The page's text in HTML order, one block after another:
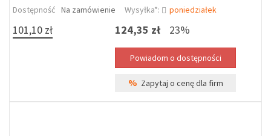
Dostępność Na zamówienie Wysyłka*: poniedziałek
101,10 zł 124,35 zł 23%
% Zapytaj o cenę dla firm